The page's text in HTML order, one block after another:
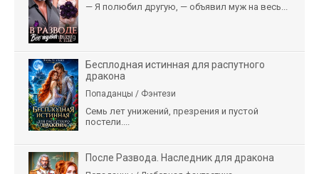
— Я полюбил другую, — объявил муж на весь...
Бесплодная истинная для распутного
дракона
Попаданцы / Фэнтези
Семь лет унижений, презрения и пустой
постели....
После Развода. Наследник для дракона